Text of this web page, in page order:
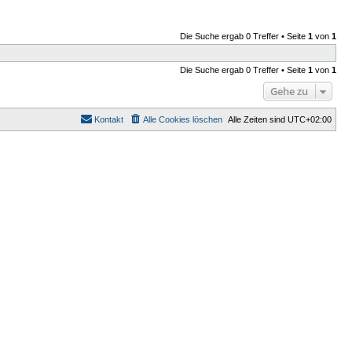
Die Suche ergab 0 Treffer • Seite 1 von 1
Die Suche ergab 0 Treffer • Seite 1 von 1
Gehe zu
Alle Zeiten sind UTC+02:00
Alle Cookies löschen
Kontakt